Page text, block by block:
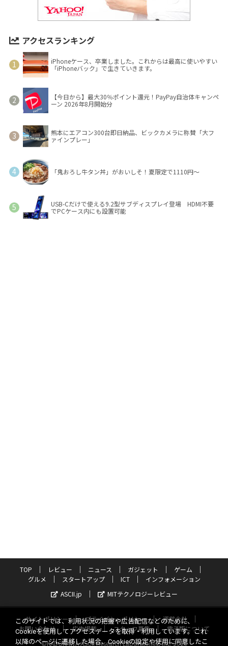
アクセスランキング
iPhoneケース、卒業しました。これからは最高に使いやすい
「iPhoneバック」で生きていきます。
【今日から】最大30％ポイント還元！PayPay自治体キャンペ
ーン 2026年8月開始分
熊本にエアコン300台即日納品、ビックカメラに称賛「大フ
ァインプレー」
「鬼おろし牛タン丼」がおいしそ！夏限定で1110円～
USB-Cだけで使える9.2型サブディスプレイ登場 HDMI不要
でPCケース内にも設置可能
TOP レビュー ニュース ガジェット
ゲーム
グルメ
スタートアップ ICT
インフォメーション
ASCII.jp
MITテクノロジーレビュー
サイトポリシー プライバシーポリシー
運営会社
お問い合わせ
広告掲載 スタッフ募集
電子版について
©KADOKAWA ASCII Research Laboratories, Inc. 2026
このサイトでは、利用状況の把握や広告配信などのために、
Cookieを使用してアクセスデータを取得・利用しています。これ
以降のページに遷移した場合、Cookieの設定や使用に同意したこ